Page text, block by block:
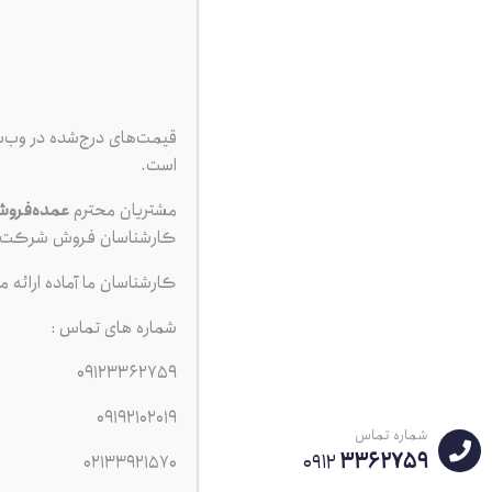
شماره تماس
09123362759
قیمت‌های درج‌شده در
است.
مشتریان محترم
کارشناسان فروش
کارشناسان ما آماده
شماره های تماس :
09123362759
09192102019
02133921570